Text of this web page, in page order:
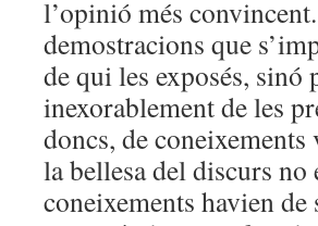
l’opinió més
demostracions que
de qui les exposés,
inexorablement de les
doncs, de
la bellesa del discurs no
coneixements havien